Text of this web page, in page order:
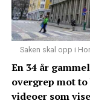
Saken skal opp i
En 34 år
overgrep mot
videoer som